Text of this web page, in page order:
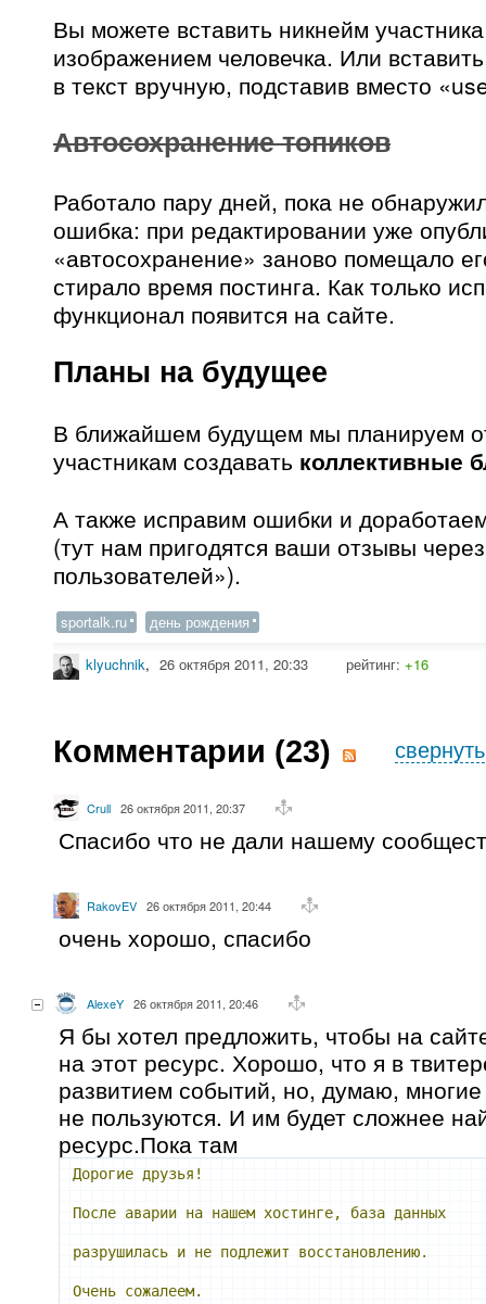
Вы можете вставить никнейм
изображением человечка. Или
в текст вручную, подставив вместо
Автосохранение топиков
Работало пару дней, пока не
ошибка: при редактировании уже
«автосохранение» заново помещало
стирало время постинга. Как только
функционал появится на сайте.
Планы на будущее
В ближайшем будущем мы планируем
участникам создавать коллективные
А также исправим ошибки и
(тут нам пригодятся ваши отзывы
пользователей»).
sportalk.ru день рождения
klyuchnik, 26 октября 2011, 20:33 рейтинг: +16
Комментарии (23) свернуть
Crull 26 октября 2011, 20:37
Спасибо что не дали нашему
RakovEV 26 октября 2011, 20:44
очень хорошо, спасибо
AlexeY 26 октября 2011, 20:46
Я бы хотел предложить, чтобы на
на этот ресурс. Хорошо, что я в
развитием событий, но, думаю,
не пользуются. И им будет сложнее
ресурс.Пока там
Дорогие друзья!
После аварии на нашем хостинге, база данных
разрушилась и не подлежит восстановлению.
Очень сожалеем.